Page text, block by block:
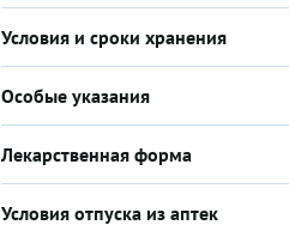
Условия и сроки хранения
Особые указания
Лекарственная форма
Условия отпуска из аптек